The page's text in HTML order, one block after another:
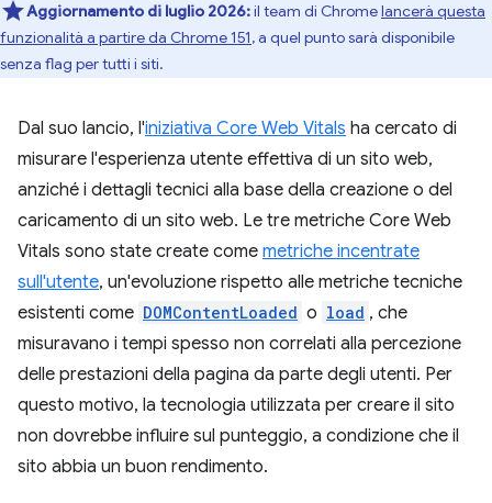
Aggiornamento di luglio 2026:il team di Chromelancerà questa
funzionalità a partire da Chrome 151, a quel punto sarà disponibile
senza flag per tutti i siti.
Dal suo lancio, l'iniziativa Core Web Vitals ha cercato di
misurare l'esperienza utente effettiva di un sito web,
anziché i dettagli tecnici alla base della creazione o del
caricamento di un sito web. Le tre metriche Core Web
Vitals sono state create come metriche incentrate
sull'utente, un'evoluzione rispetto alle metriche tecniche
esistenti come DOMContentLoaded o load , che
misuravano i tempi spesso non correlati alla percezione
delle prestazioni della pagina da parte degli utenti. Per
questo motivo, la tecnologia utilizzata per creare il sito
non dovrebbe influire sul punteggio, a condizione che il
sito abbia un buon rendimento.